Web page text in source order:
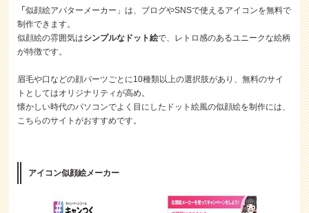
「似顔絵アバターメーカー」は、ブログやSNSで使えるアイコンを無料で
制作できます。
似顔絵の雰囲気はシンプルなドット絵で、レトロ感のあるユニークな絵柄
が特徴です。
眉毛や口などの顔パーツごとに10種類以上の選択肢があり、無料のサイ
トとしてはオリジナリティが高め。
懐かしい時代のパソコンでよく目にしたドット絵風の似顔絵を制作には、
こちらのサイトがおすすめです。
アイコン似顔絵メーカー